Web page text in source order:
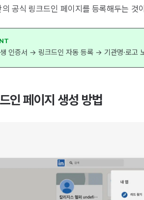
의 공식 링크드인 페이지를 등록해두는 것
인증서 → 링크드인 자동 등록 → 기관명·로고
인 페이지 생성 방법